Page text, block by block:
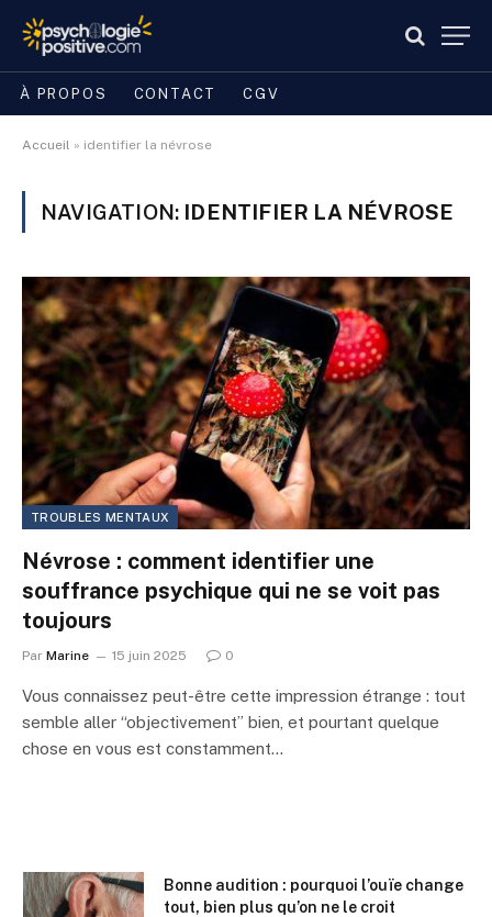
À PROPOS CONTACT CGV
Accueil » identifier la névrose
NAVIGATION: IDENTIFIER LA NÉVROSE
TROUBLES MENTAUX
Névrose : comment identifier une
souffrance psychique qui ne se voit pas
toujours
Par Marine 15 juin 2025 0
Vous connaissez peut-être cette impression étrange : tout
semble aller “objectivement” bien, et pourtant quelque
chose en vous est constamment…
Bonne audition : pourquoi l’ouïe change
tout, bien plus qu’on ne le croit